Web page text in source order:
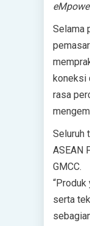
Selama
koneksi
rasa
Seluruh
ASEAN
GMCC.
serta